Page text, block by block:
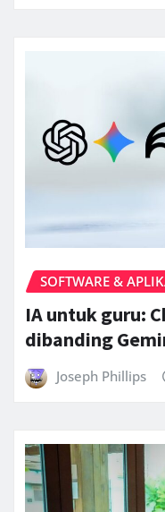
SOFTWARE &
IA untuk guru:
dibanding
Joseph Phillips